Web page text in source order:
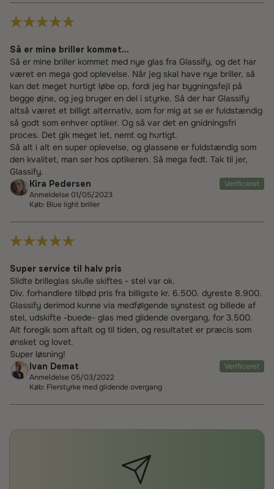
Så er mine briller kommet...
Så er mine briller kommet med nye glas fra Glassify, og det har
været en mega god oplevelse. Når jeg skal have nye briller, så
kan det meget hurtigt løbe op, fordi jeg har bygningsfejl på
begge øjne, og jeg bruger en del i styrke. Så der har Glassify
altså været et billigt alternativ, som for mig at se er fuldstændig
så godt som enhver optiker. Og så var det en gnidningsfri
proces. Det gik meget let, nemt og hurtigt.
Så alt i alt en super oplevelse, og glassene er fuldstændig som
den kvalitet, man ser hos optikeren. Så mega fedt. Tak til jer,
Glassify.
Kira Pedersen
Verificeret
Anmeldelse 01/05/2023
Køb: Blue light briller
Super service til halv pris
Slidte brilleglas skulle skiftes - stel var ok.
Div. forhandlere tilbød pris fra billigste kr. 6.500. dyreste 8.900.
Glassify derimod kunne via medfølgende synstest og billede af
stel, udskifte -buede- glas med glidende overgang, for 3.500.
Alt foregik som aftalt og til tiden, og resultatet er præcis som
ønsket og lovet.
Super løsning!
Ivan Demat
Verificeret
Anmeldelse 05/03/2022
Køb: Flerstyrke med glidende overgang